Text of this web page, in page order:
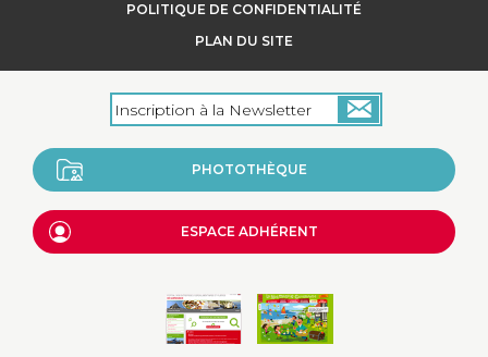
+
POLITIQUE DE CONFIDENTIALITÉ
PLAN DU SITE
PHOTOTHÈQUE
ESPACE ADHÉRENT